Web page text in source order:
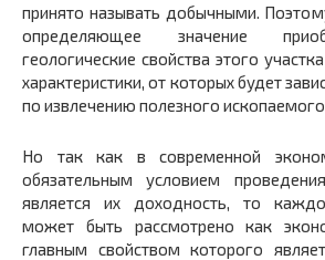
принято называть добычными.
определяющее значение
геологические свойства этого
характеристики, от которых будет
по извлечению полезного
Но так как в современной
обязательным условием
является их доходность, то
может быть рассмотрено как
главным свойством которого